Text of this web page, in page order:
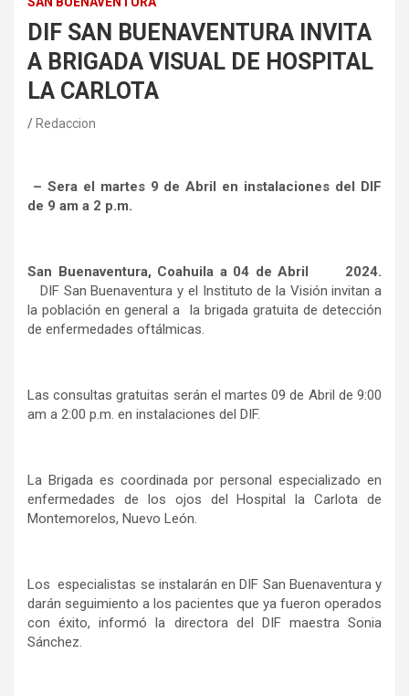
DIF SAN BUENAVENTURA INVITA
A BRIGADA VISUAL DE HOSPITAL
LA CARLOTA
Redaccion
– Sera el martes 9 de Abril en instalaciones del DIF
de 9 am a 2 p.m.
San Buenaventura, Coahuila a 04 de Abril 2024.
DIF San Buenaventura y el Instituto de la Visión invitan a
la población en general a la brigada gratuita de detección
de enfermedades oftálmicas.
Las consultas gratuitas serán el martes 09 de Abril de 9:00
am a 2:00 p.m. en instalaciones del DIF.
La Brigada es coordinada por personal especializado en
enfermedades de los ojos del Hospital la Carlota de
Montemorelos, Nuevo León.
Los especialistas se instalarán en DIF San Buenaventura y
darán seguimiento a los pacientes que ya fueron operados
con éxito, informó la directora del DIF maestra Sonia
Sánchez.